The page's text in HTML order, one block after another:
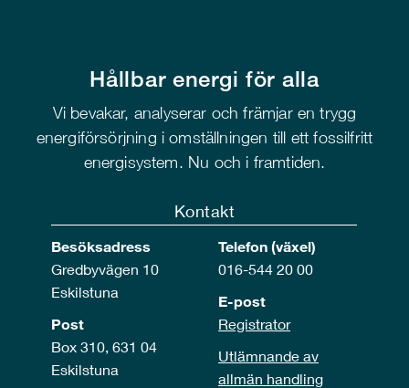
Hållbar energi för alla
Vi bevakar, analyserar och främjar en trygg
energiförsörjning i omställningen till ett fossilfritt
energisystem. Nu och i framtiden.
Kontakt
Besöksadress
Gredbyvägen 10
Eskilstuna
Post
Box 310, 631 04
Eskilstuna
Telefon (växel)
016-544 20 00
E-post
Registrator
Utlämnande av
allmän handling